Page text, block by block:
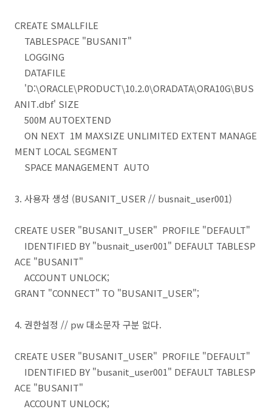
CREATE SMALLFILE
TABLESPACE "BUSANIT"
LOGGING
DATAFILE
'D:\ORACLE\PRODUCT\10.2.0\ORADATA\ORA10G\BUS
ANIT.dbf' SIZE
500M AUTOEXTEND
ON NEXT 1M MAXSIZE UNLIMITED EXTENT MANAGE
MENT LOCAL SEGMENT
SPACE MANAGEMENT AUTO
3. 사용자 생성 (BUSANIT_USER // busnait_user001)
CREATE USER "BUSANIT_USER" PROFILE "DEFAULT"
IDENTIFIED BY "busnait_user001" DEFAULT TABLESP
ACE "BUSANIT"
ACCOUNT UNLOCK;
GRANT "CONNECT" TO "BUSANIT_USER";
4. 권한설정 // pw 대소문자 구분 없다.
CREATE USER "BUSANIT_USER" PROFILE "DEFAULT"
IDENTIFIED BY "busanit_user001" DEFAULT TABLESP
ACE "BUSANIT"
ACCOUNT UNLOCK;